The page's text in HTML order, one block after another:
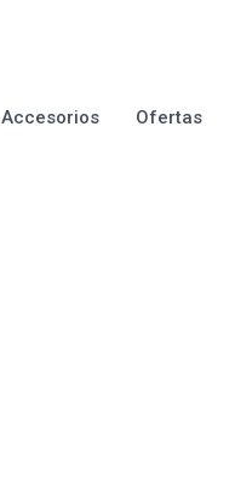
Accesorios Ofertas